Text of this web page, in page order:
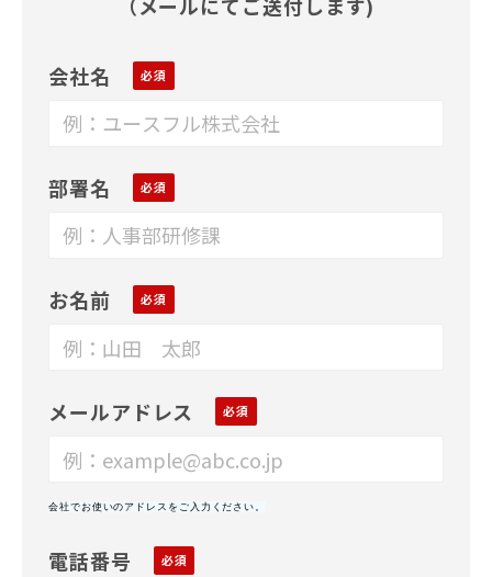
会社名
部署名
お名前
メールアドレス
会社でお使いのアドレスをご入力ください。
電話番号